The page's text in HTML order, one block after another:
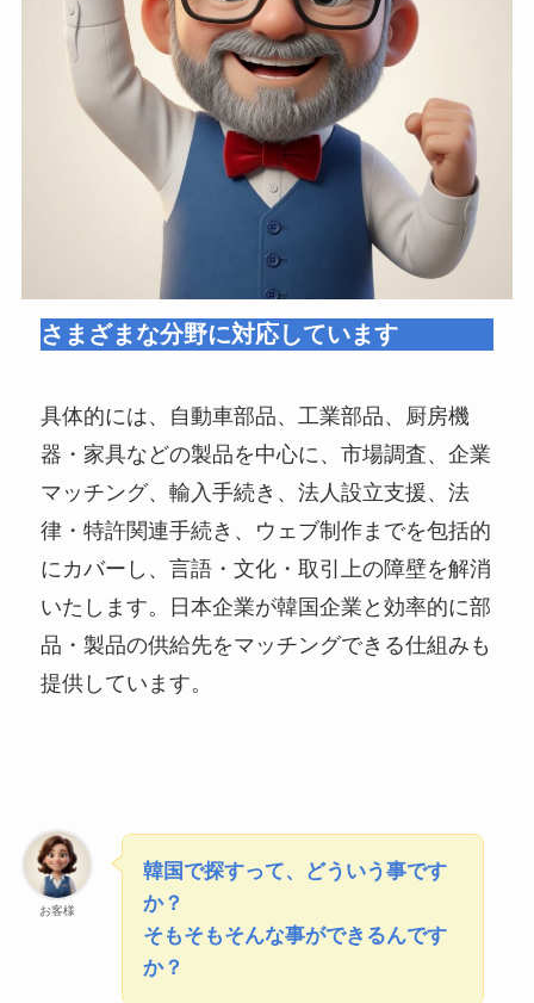
さまざまな分野に対応しています
具体的には、自動車部品、工業部品、厨房機
器・家具などの製品を中心に、市場調査、企業
マッチング、輸入手続き、法人設立支援、法
律・特許関連手続き、ウェブ制作までを包括的
にカバーし、言語・文化・取引上の障壁を解消
いたします。日本企業が韓国企業と効率的に部
品・製品の供給先をマッチングできる仕組みも
提供しています。
お客様
韓国で探すって、どういう事です
か？
そもそもそんな事ができるんです
か？